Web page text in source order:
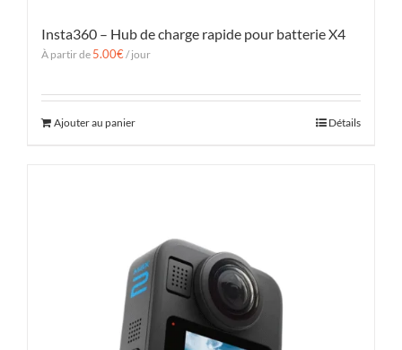
Insta360 – Hub de charge rapide pour batterie X4
À partir de 5.00€/ jour
Ajouter au panier Détails